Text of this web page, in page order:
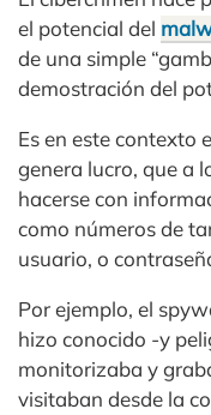
el potencial del
de una simple
demostración del
Es en este contexto
genera lucro, que a
hacerse con
como números de
usuario, o
Por ejemplo, el
hizo conocido -y
monitorizaba y
visitaban desde la